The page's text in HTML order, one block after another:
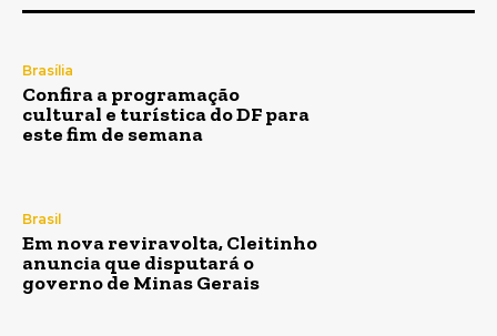
Brasília
Confira a programação
cultural e turística do DF para
este fim de semana
Brasil
Em nova reviravolta, Cleitinho
anuncia que disputará o
governo de Minas Gerais